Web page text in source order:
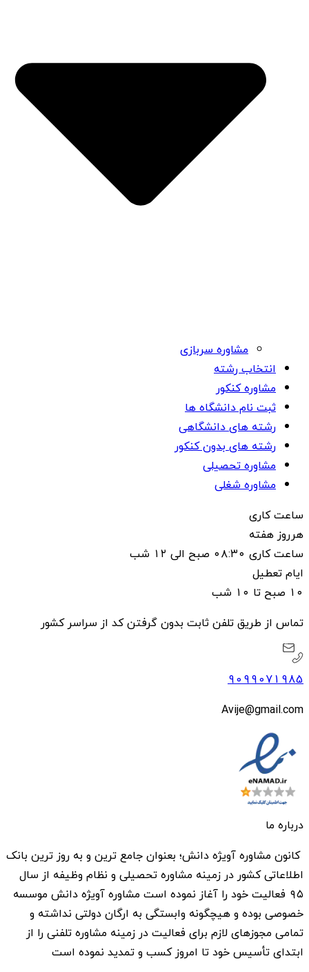
مشاوره سربازی
انتخاب رشته
مشاوره کنکور
ثبت نام دانشگاه ها
رشته های دانشگاهی
رشته های بدون کنکور
مشاوره تحصیلی
مشاوره شغلی
ساعت کاری
هرروز هفته
ساعت کاری ۰۸:۳۰ صبح الی ۱۲ شب
ایام تعطیل
۱۰ صبح تا ۱۰ شب
تماس از طریق تلفن ثابت بدون گرفتن کد از سراسر کشور
9099071985
Avije@gmail.com
درباره ما
کانون مشاوره آویژه دانش؛ بعنوان جامع ترین و به روز ترین بانک
اطلاعاتی کشور در زمینه مشاوره تحصیلی و نظام وظیفه از سال
۹۵ فعالیت خود را آغاز نموده است مشاوره آویژه دانش موسسه
خصوصی بوده و هیچگونه وابستگی به ارگان دولتی نداشته و
تمامی مجوزهای لازم برای فعالیت در زمینه مشاوره تلفنی را از
ابتدای تأسیس خود تا امروز کسب و تمدید نموده است